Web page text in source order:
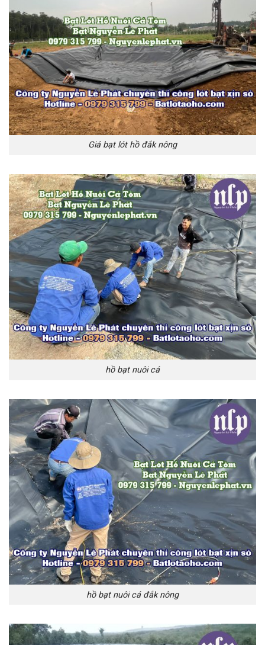
Giá bạt lót hồ đắk nông
hồ bạt nuôi cá
hồ bạt nuôi cá đắk nông